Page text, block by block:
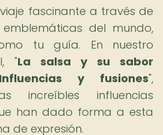
fascinante a través de
del mundo,
tu guía. En nuestro
"La salsa y su sabor
y fusiones",
increíbles influencias
han dado forma a esta
de expresión.